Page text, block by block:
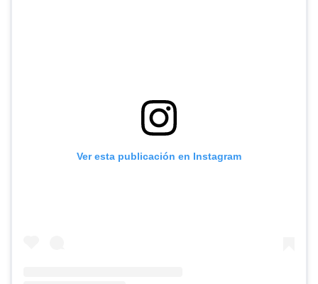
Ver esta publicación en Instagram